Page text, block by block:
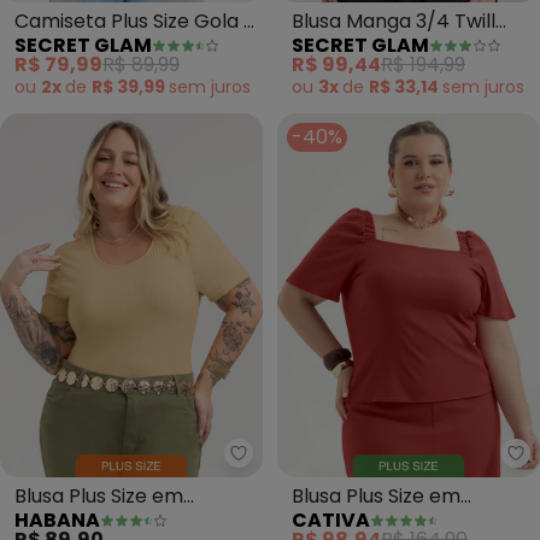
Camiseta Plus Size Gola V
Listrada (Azul)
SECRET GLAM
R$ 79,99R$ 89,99
ou 2x de R$ 39,99 sem juros
Blusa Manga 3/4 Twill
Plus Size (Bege)
SECRET GLAM
R$ 99,44R$ 194,99
ou 3x de R$ 33,14 sem juros
Blusa Plus Size em
Canelado (Bege)
HABANA
-40%
Blusa Plus Size em
Viscose (Vermelho)
CATIVA